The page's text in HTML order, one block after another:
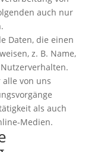
auch nur
Daten, die einen
z. B. Name,
von uns
als auch
Medien.